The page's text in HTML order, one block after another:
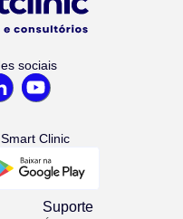
sociais
Clinic
Suporte